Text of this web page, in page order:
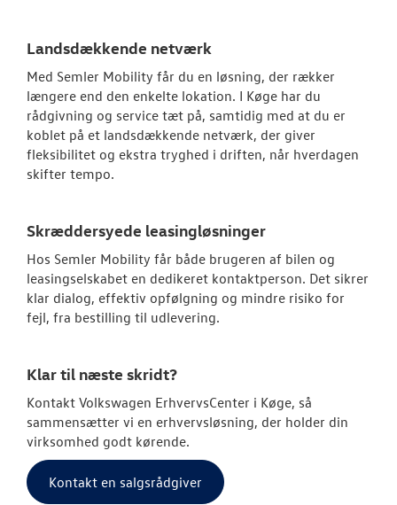
Landsdækkende netværk
Med Semler Mobility får du en løsning, der rækker
længere end den enkelte lokation. I Køge har du
rådgivning og service tæt på, samtidig med at du er
koblet på et landsdækkende netværk, der giver
fleksibilitet og ekstra tryghed i driften, når hverdagen
skifter tempo.
Skræddersyede leasingløsninger
Hos Semler Mobility får både brugeren af bilen og
leasingselskabet en dedikeret kontaktperson. Det sikrer
klar dialog, effektiv opfølgning og mindre risiko for
fejl, fra bestilling til udlevering.
Klar til næste skridt?
Kontakt Volkswagen ErhvervsCenter i Køge, så
sammensætter vi en erhvervsløsning, der holder din
virksomhed godt kørende.
Kontakt en salgsrådgiver